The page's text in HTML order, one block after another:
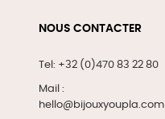
NOUS CONTACTER
Tel: +32 (0)470 83 22 80
Mail :
hello@bijouxyoupla.com